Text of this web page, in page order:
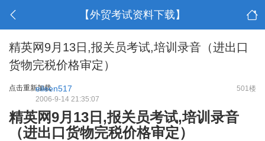
【外贸考试资料下载】
精英网9月13日,报关员考试,培训录音（进出口
货物完税价格审定）
点击重新加载 501楼
eileen517
2006-9-14 21:35:07
精英网9月13日,报关员考试,培训录音
（进出口货物完税价格审定）